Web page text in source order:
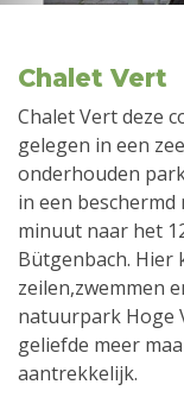
Chalet Vert
Chalet Vert deze
gelegen in een
onderhouden
in een
minuut naar het
Bütgenbach. Hier
zeilen,zwemmen
natuurpark Hoge
geliefde meer
aantrekkelijk.